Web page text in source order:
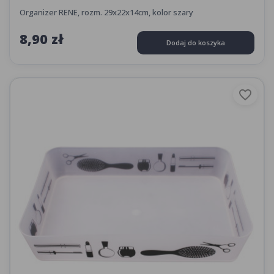
Organizer RENE, rozm. 29x22x14cm, kolor szary
8,90 zł Dodaj do koszyka
favorite_border